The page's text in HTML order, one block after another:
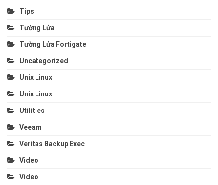
Tips
Tường Lửa
Tường Lửa Fortigate
Uncategorized
Unix Linux
Unix Linux
Utilities
Veeam
Veritas Backup Exec
Video
Video